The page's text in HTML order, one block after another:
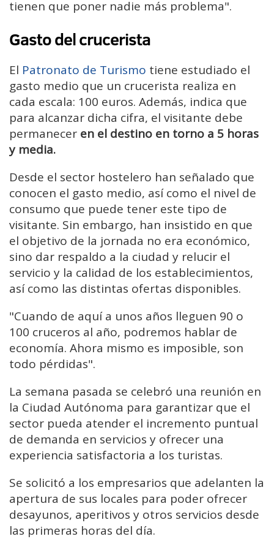
tienen que poner nadie más problema".
Gasto del crucerista
El Patronato de Turismo tiene estudiado el
gasto medio que un crucerista realiza en
cada escala: 100 euros. Además, indica que
para alcanzar dicha cifra, el visitante debe
permanecer en el destino en torno a 5 horas
y media.
Desde el sector hostelero han señalado que
conocen el gasto medio, así como el nivel de
consumo que puede tener este tipo de
visitante. Sin embargo, han insistido en que
el objetivo de la jornada no era económico,
sino dar respaldo a la ciudad y relucir el
servicio y la calidad de los establecimientos,
así como las distintas ofertas disponibles.
"Cuando de aquí a unos años lleguen 90 o
100 cruceros al año, podremos hablar de
economía. Ahora mismo es imposible, son
todo pérdidas".
La semana pasada se celebró una reunión en
la Ciudad Autónoma para garantizar que el
sector pueda atender el incremento puntual
de demanda en servicios y ofrecer una
experiencia satisfactoria a los turistas.
Se solicitó a los empresarios que adelanten la
apertura de sus locales para poder ofrecer
desayunos, aperitivos y otros servicios desde
las primeras horas del día.